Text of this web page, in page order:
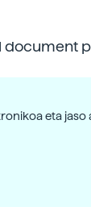
document
eta